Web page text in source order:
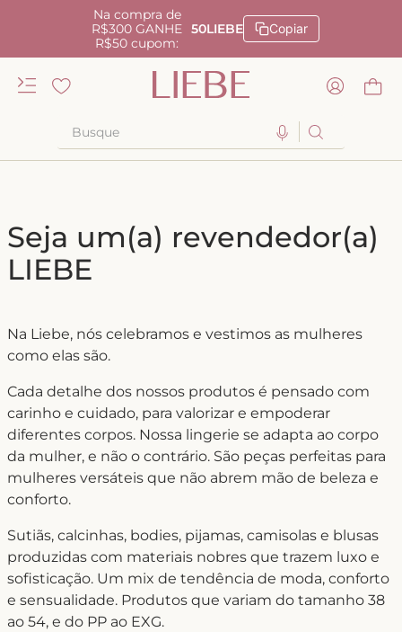
Na compra de
R$300 GANHE
R$50 cupom:
50LIEBE Copiar
Seja um(a) revendedor(a)
LIEBE
Na Liebe, nós celebramos e vestimos as mulheres
como elas são.
Cada detalhe dos nossos produtos é pensado com
carinho e cuidado, para valorizar e empoderar
diferentes corpos. Nossa lingerie se adapta ao corpo
da mulher, e não o contrário. São peças perfeitas para
mulheres versáteis que não abrem mão de beleza e
conforto.
Sutiãs, calcinhas, bodies, pijamas, camisolas e blusas
produzidas com materiais nobres que trazem luxo e
sofisticação. Um mix de tendência de moda, conforto
e sensualidade. Produtos que variam do tamanho 38
ao 54, e do PP ao EXG.
2º
camisola
º
sutiã
5º
anatomic
6º
calcinha alta
7º
triangulo
8º
short doll
9º
biquini
10º calcinha